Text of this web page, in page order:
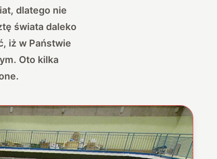
dlatego nie
świata daleko
iż w Państwie
Oto kilka